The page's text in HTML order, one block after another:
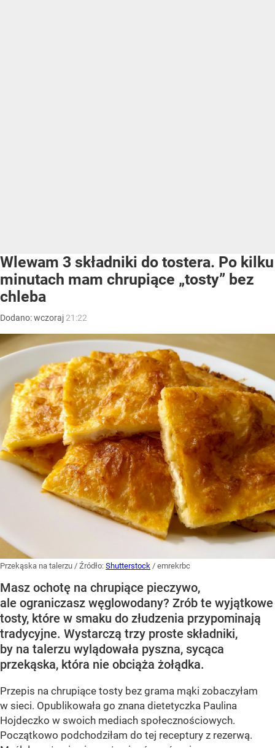
Wlewam 3 składniki do tostera. Po kilku
minutach mam chrupiące „tosty” bez
chleba
Dodano:wczoraj 21:22
Przekąska na talerzu / Źródło: Shutterstock / emrekrbc
Masz ochotę na chrupiące pieczywo,
ale ograniczasz węglowodany? Zrób te wyjątkowe
tosty, które w smaku do złudzenia przypominają
tradycyjne. Wystarczą trzy proste składniki,
by na talerzu wylądowała pyszna, sycąca
przekąska, która nie obciąża żołądka.
Przepis na chrupiące tosty bez grama mąki zobaczyłam
w sieci. Opublikowała go znana dietetyczka Paulina
Hojdeczko w swoich mediach społecznościowych.
Początkowo podchodziłam do tej receptury z rezerwą.